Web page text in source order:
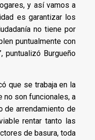
y así vamos a
es garantizar los
no tiene por
puntualmente con
puntualizó Burgueño
que se trabaja en la
no son funcionales, a
de arrendamiento de
rentar tanto las
de basura, toda